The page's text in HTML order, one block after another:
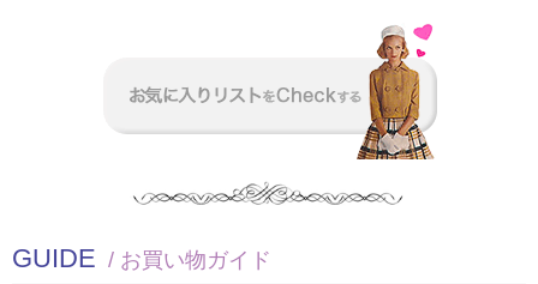
GUIDE / お買い物ガイド